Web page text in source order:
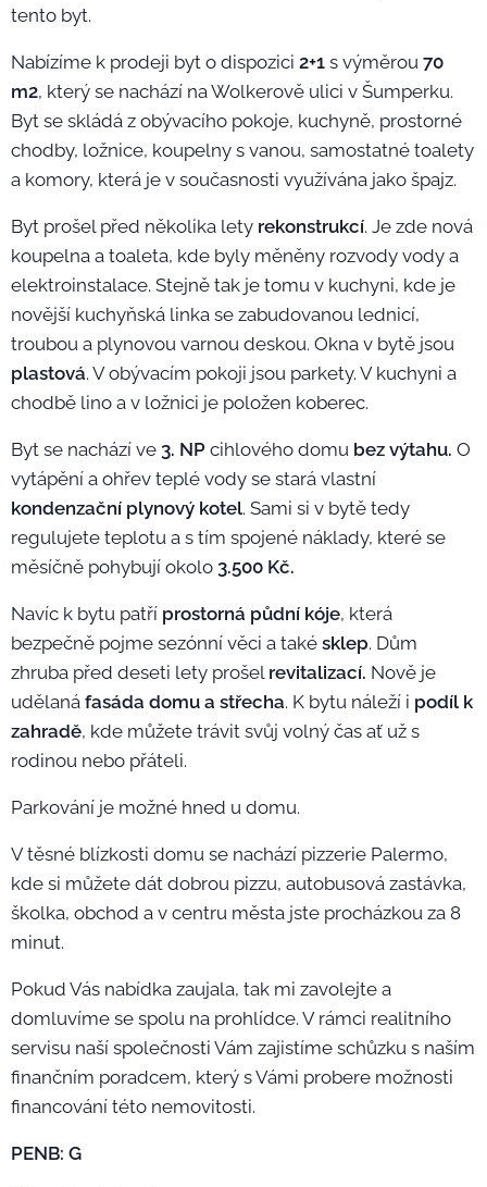
tento byt.
Nabízíme k prodeji byt o dispozici 2+1 s výměrou 70
m2, který se nachází na Wolkerově ulici v Šumperku.
Byt se skládá z obývacího pokoje, kuchyně, prostorné
chodby, ložnice, koupelny s vanou, samostatné toalety
a komory, která je v současnosti využívána jako špajz.
Byt prošel před několika lety rekonstrukcí. Je zde nová
koupelna a toaleta, kde byly měněny rozvody vody a
elektroinstalace. Stejně tak je tomu v kuchyni, kde je
novější kuchyňská linka se zabudovanou lednicí,
troubou a plynovou varnou deskou. Okna v bytě jsou
plastová. V obývacím pokoji jsou parkety. V kuchyni a
chodbě lino a v ložnici je položen koberec.
Byt se nachází ve 3. NP cihlového domu bez výtahu. O
vytápění a ohřev teplé vody se stará vlastní
kondenzační plynový kotel. Sami si v bytě tedy
regulujete teplotu a s tím spojené náklady, které se
měsíčně pohybují okolo 3.500 Kč.
Navíc k bytu patří prostorná půdní kóje, která
bezpečně pojme sezónní věci a také sklep. Dům
zhruba před deseti lety prošel revitalizací. Nově je
udělaná fasáda domu a střecha. K bytu náleží i podíl k
zahradě, kde můžete trávit svůj volný čas ať už s
rodinou nebo přáteli.
Parkování je možné hned u domu.
V těsné blízkosti domu se nachází pizzerie Palermo,
kde si můžete dát dobrou pizzu, autobusová zastávka,
školka, obchod a v centru města jste procházkou za 8
minut.
Pokud Vás nabídka zaujala, tak mi zavolejte a
domluvíme se spolu na prohlídce. V rámci realitního
servisu naší společnosti Vám zajistíme schůzku s naším
finančním poradcem, který s Vámi probere možnosti
financování této nemovitosti.
PENB: G